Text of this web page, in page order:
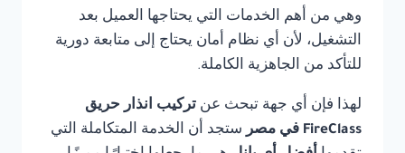
وهي من أهم الخدمات التي يحتاجها العميل بعد
التشغيل، لأن أي نظام أمان يحتاج إلى متابعة دورية
للتأكد من الجاهزية الكاملة.
لهذا فإن أي جهة تبحث عن تركيب انذار حريق
FireClass في مصر
ستجد أن الخدمة المتكاملة التي